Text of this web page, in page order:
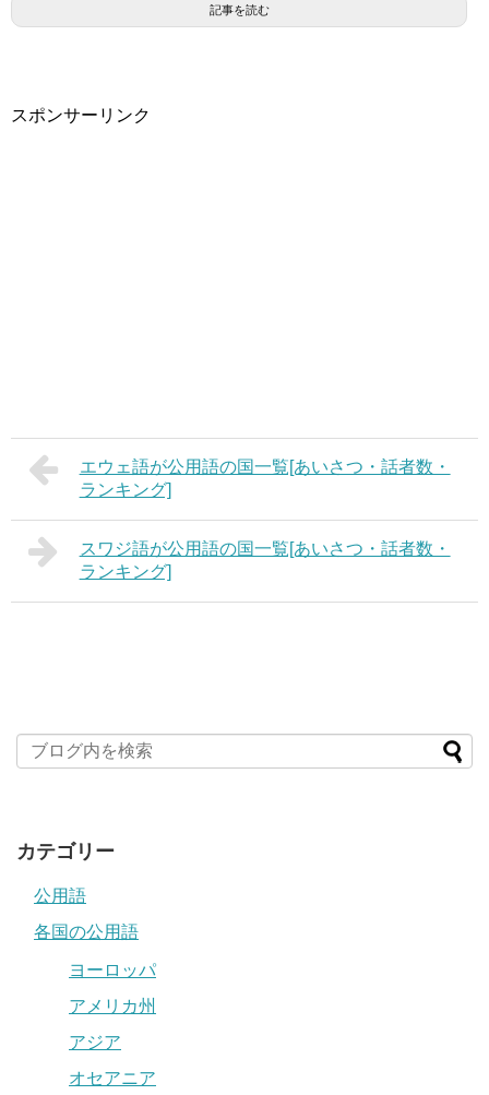
記事を読む
スポンサーリンク
エウェ語が公用語の国一覧[あいさつ・話者数・
ランキング]
スワジ語が公用語の国一覧[あいさつ・話者数・
ランキング]
カテゴリー
公用語
各国の公用語
ヨーロッパ
アメリカ州
アジア
オセアニア